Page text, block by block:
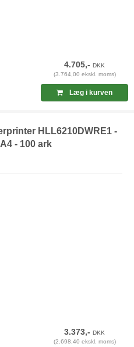
4.705,-DKK
(3.764,00 ekskl. moms)
Læg i kurven
HLL6210DWRE1 -
- 100 ark
3.373,-DKK
(2.698,40 ekskl. moms)